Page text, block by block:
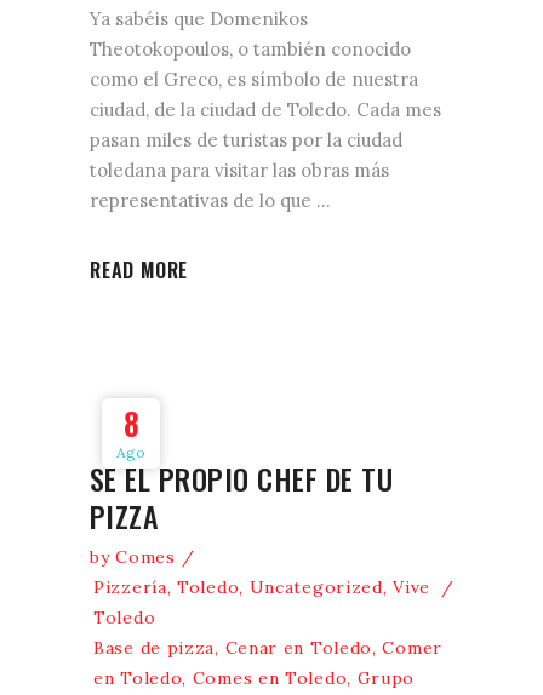
Ya sabéis que Domenikos
Theotokopoulos, o también conocido
como el Greco, es símbolo de nuestra
ciudad, de la ciudad de Toledo. Cada mes
pasan miles de turistas por la ciudad
toledana para visitar las obras más
representativas de lo que
READ MORE
8
Ago
SÉ EL PROPIO CHEF DE TU
PIZZA
byComes
Pizzería,Toledo, Uncategorized,Vive
Toledo
Base de pizza, Cenar en Toledo,Comer
en Toledo, Comes en Toledo, Grupo